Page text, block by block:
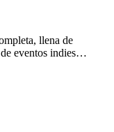
llena de
de eventos indies…